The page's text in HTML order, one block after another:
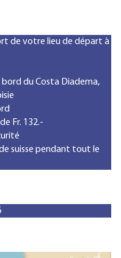
de votre lieu de départ à
du Costa Diadema,
Fr. 132.-
suisse pendant tout le